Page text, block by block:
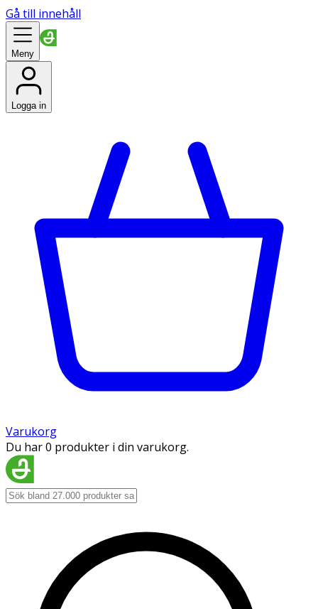
Gå till innehåll
Meny
Logga in
Varukorg
Du har 0 produkter i din varukorg.